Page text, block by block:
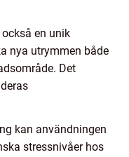
en unik
nya utrymmen både
Det
kan användningen
stressnivåer hos